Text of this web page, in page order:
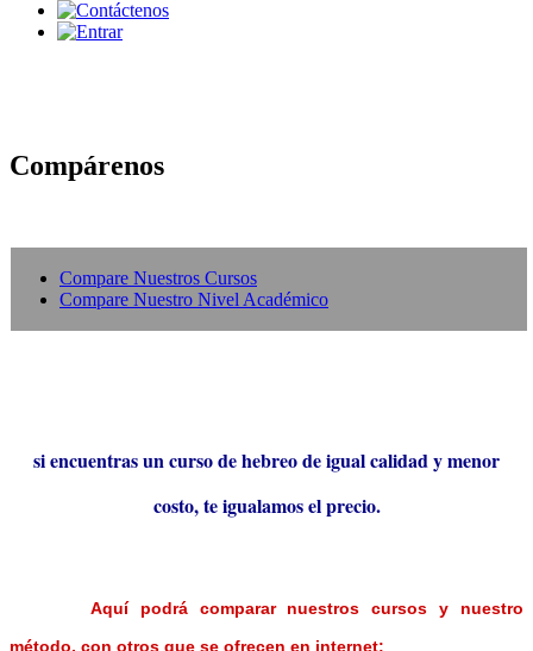
Compárenos
Compare Nuestros Cursos
Compare Nuestro Nivel Académico
si encuentras un curso de hebreo de igual calidad y menor
costo, te igualamos el precio.
Aquí podrá comparar nuestros cursos y nuestro
método, con otros que se ofrecen en internet: